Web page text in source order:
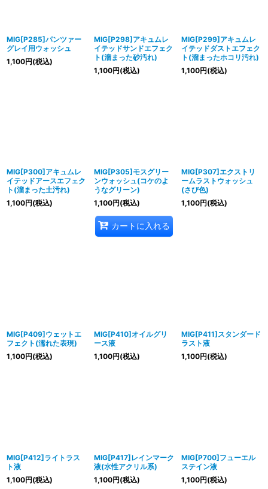
MIG[P285]パンツァー
グレイ用ウォッシュ
1,100円(税込)
MIG[P298]アキュムレ
イテッドサンドエフェク
ト(溜まった砂汚れ)
1,100円(税込)
MIG[P299]アキュムレ
イテッドダストエフェク
ト(溜まったホコリ汚れ)
1,100円(税込)
MIG[P300]アキュムレ
イテッドアースエフェク
ト(溜まった土汚れ)
1,100円(税込)
MIG[P305]モスグリー
ンウォッシュ(コケのよ
うなグリーン)
1,100円(税込)
カートに入れる
MIG[P307]エクストリ
ームラストウォッシュ
(さび色)
1,100円(税込)
MIG[P409]ウェットエ
フェクト(濡れた表現)
1,100円(税込)
MIG[P410]オイルグリ
ース液
1,100円(税込)
MIG[P411]スタンダード
ラスト液
1,100円(税込)
MIG[P412]ライトラス
ト液
1,100円(税込)
MIG[P417]レインマーク
液(水性アクリル系)
1,100円(税込)
MIG[P700]フューエル
ステイン液
1,100円(税込)